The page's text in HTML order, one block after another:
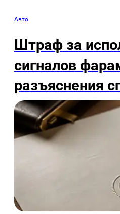
Авто
Штраф за
сигналов
разъяснения